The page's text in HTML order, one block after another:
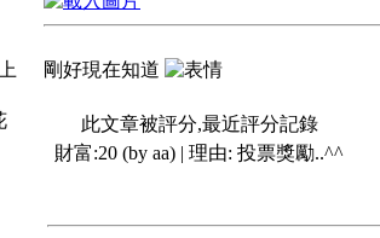
剛好現在知道
此文章被評分,最近評分記錄
財富:20 (by aa) | 理由: 投票獎勵..^^